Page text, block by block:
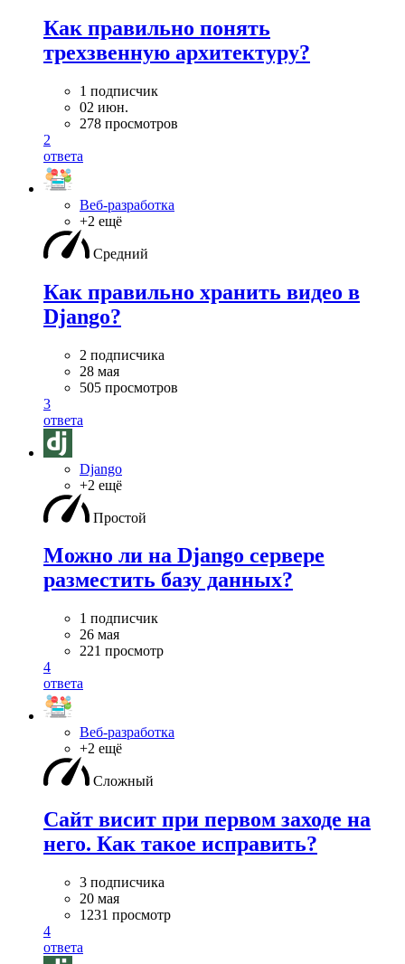
Как правильно понять
трехзвенную архитектуру?
1 подписчик
02 июн.
278 просмотров
2
ответа
Веб-разработка
+2 ещё
Средний
Как правильно хранить видео в
Django?
2 подписчика
28 мая
505 просмотров
3
ответа
Django
+2 ещё
Простой
Можно ли на Django сервере
разместить базу данных?
1 подписчик
26 мая
221 просмотр
4
ответа
Веб-разработка
+2 ещё
Сложный
Сайт висит при первом заходе на
него. Как такое исправить?
3 подписчика
20 мая
1231 просмотр
4
ответа